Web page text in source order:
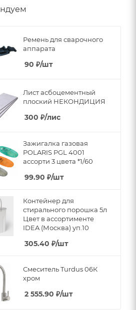
Ремень для сварочного
аппарата
90 ₽/шт
Лист асбоцементный
плоский НЕКОНДИЦИЯ
300 ₽/лис
Зажигалка газовая
POLARIS PGL 4001
ассорти 3 цвета *1/60
99.90 ₽/шт
Контейнер для
стирального порошка 5л
Цвет в ассортименте
IDEA (Москва) уп.10
305.40 ₽/шт
Смеситель Turdus 06К
хром
2 555.90 ₽/шт